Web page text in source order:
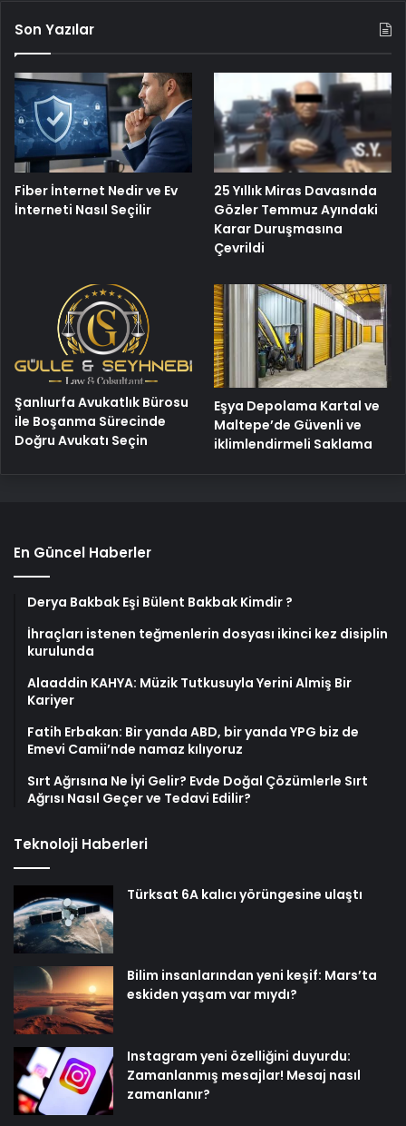
Son Yazılar
Fiber İnternet Nedir ve Ev
İnterneti Nasıl Seçilir
25 Yıllık Miras Davasında
Gözler Temmuz Ayındaki
Karar Duruşmasına
Çevrildi
Şanlıurfa Avukatlık Bürosu
ile Boşanma Sürecinde
Doğru Avukatı Seçin
Eşya Depolama Kartal ve
Maltepe’de Güvenli ve
iklimlendirmeli Saklama
En Güncel Haberler
Derya Bakbak Eşi Bülent Bakbak Kimdir ?
İhraçları istenen teğmenlerin dosyası ikinci kez disiplin
kurulunda
Alaaddin KAHYA: Müzik Tutkusuyla Yerini Almiş Bir
Kariyer
Fatih Erbakan: Bir yanda ABD, bir yanda YPG biz de
Emevi Camii’nde namaz kılıyoruz
Sırt Ağrısına Ne İyi Gelir? Evde Doğal Çözümlerle Sırt
Ağrısı Nasıl Geçer ve Tedavi Edilir?
Teknoloji Haberleri
Türksat 6A kalıcı yörüngesine ulaştı
Bilim insanlarından yeni keşif: Mars’ta
eskiden yaşam var mıydı?
Instagram yeni özelliğini duyurdu:
Zamanlanmış mesajlar! Mesaj nasıl
zamanlanır?